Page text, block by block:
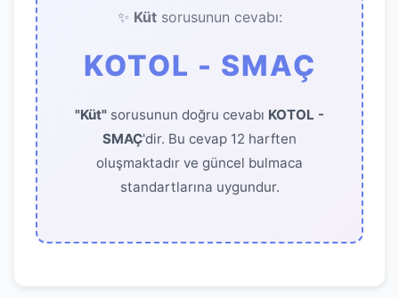
✨ Kütsorusunun cevabı:
KOTOL - SMAÇ
"Küt" sorusunun doğru cevabı KOTOL -
SMAÇ'dir. Bu cevap 12 harften
oluşmaktadır ve güncel bulmaca
standartlarına uygundur.